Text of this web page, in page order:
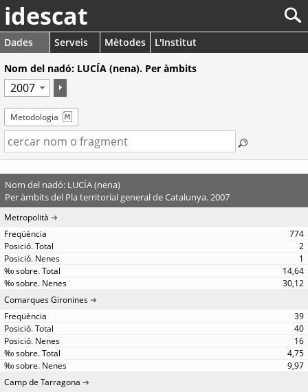
idescat
Dades Serveis Mètodes
L'Institut
Nom del nadó: LUCÍA (nena). Per àmbits
Metodologia
Nom del nadó: LUCÍA (nena)
Per àmbits del Pla territorial general de Catalunya. 2007
Metropolità
774
2
1
14,64
30,12
Comarques Gironines
39
40
16
4,75
9,97
Camp de Tarragona